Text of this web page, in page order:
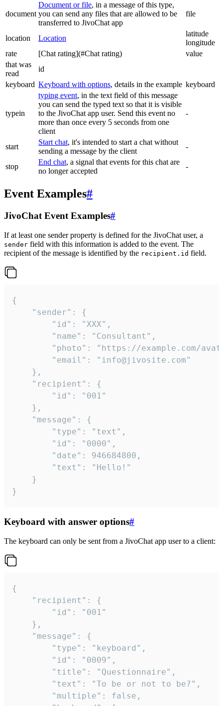
document
Document or file, in a message of this type,
you can send any files that are allowed to be
transferred to JivoChat app
file
location Location
latitude
longitude
rate
[Chat rating](#Chat rating)
value
that was
read
id
keyboard Keyboard with options, details in the example keyboard
typein
typing event, in the text field of this message
you can send the typed text so that it is visible
to the JivoChat app user. Send this event no
more than once every 5 seconds from one
client
-
start
Start chat, it's intended to start a chat without
sending a message by the client
-
stop
End chat, a signal that events for this chat are
no longer accepted
-
Event Examples#
JivoChat Event Examples#
If at least one sender property is defined for the JivoChat user, a
sender field with this information is added to the event. The
recipient of the message is identified by the recipient.id field.
{
}
Keyboard with answer options#
The keyboard can only be sent from a JivoChat app user to a client:
{